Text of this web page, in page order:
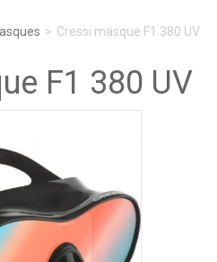
> Cressi masque F1 380 UV
F1 380 UV